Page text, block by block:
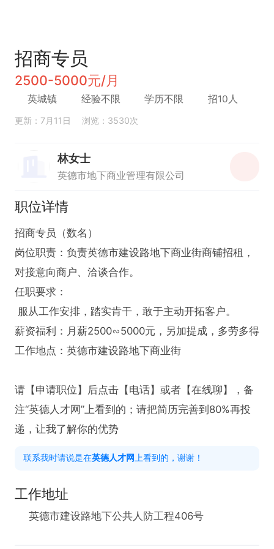
招商专员
2500-5000元/月
英城镇 经验不限 学历不限 招10人
更新：7月11日 浏览：3530次
林女士
英德市地下商业管理有限公司
职位详情
招商专员（数名）
岗位职责：负责英德市建设路地下商业街商铺招租，
对接意向商户、洽谈合作。
任职要求：
薪资福利：月薪2500∽5000元，另加提成，多劳多得
工作地点：英德市建设路地下商业街
请【申请职位】后点击【电话】或者【在线聊】，备
注“英德人才网”上看到的；请把简历完善到80%再投
递，让我了解你的优势
联系我时请说是在英德人才网上看到的，谢谢！
工作地址
英德市建设路地下公共人防工程406号